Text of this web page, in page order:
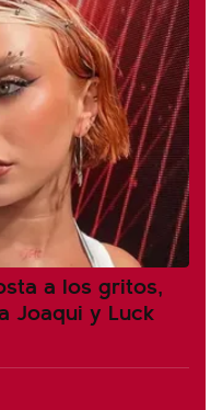
a los gritos,
Joaqui y Luck